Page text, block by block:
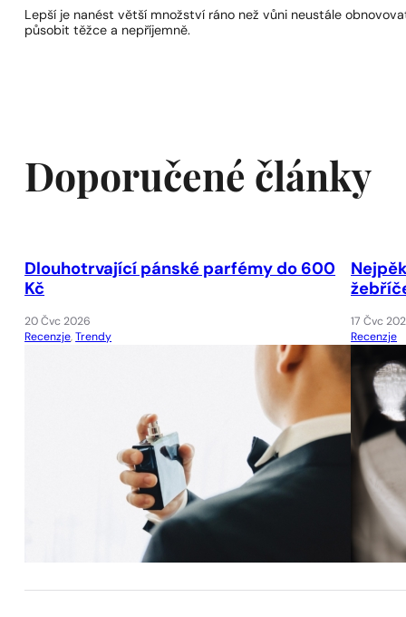
Lepší je nanést větší množství ráno než vůni neustále
působit těžce a nepříjemně.
Doporučené články
Dlouhotrvající pánské parfémy do 600
Kč
20 Čvc 2026
Recenzje,Trendy
17 Čvc
Recenzje